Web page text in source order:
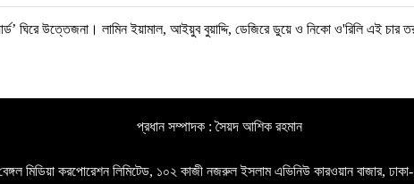
ঘিরে উত্তেজনা। লামিন ইয়ামাল, আইয়ুব বুয়াদ্দি, ডেজিরে ডুয়ে ও নিকো ও'রিলি এই চার
প্রধান সম্পাদক : সৈয়দ আশিক রহমান
মিডিয়া করপোরেশন লিমিটেড, ১০২ কাজী নজরুল ইসলাম এভিনিউ কারওয়ান বাজার,